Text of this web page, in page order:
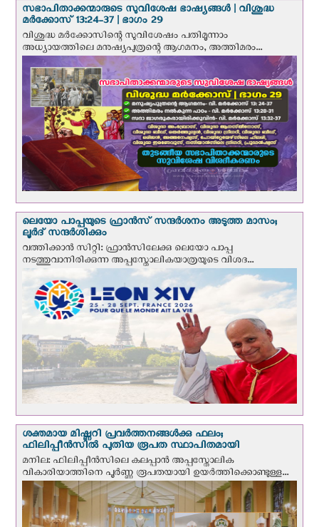
സഭാപിതാക്കന്മാരുടെ സുവിശേഷ ഭാഷ്യങ്ങള്‍ | വിശുദ്ധ
മര്‍ക്കോസ് 13:24-37 | ഭാഗം 29
വിശുദ്ധ മര്‍ക്കോസിന്റെ സുവിശേഷം പതിമൂന്നാം
അധ്യായത്തിലെ മനുഷ്യപുത്രന്റെ ആഗമനം, അത്തിമരം...
ലെയോ പാപ്പയുടെ ഫ്രാന്‍സ് സന്ദര്‍ശനം അടുത്ത മാസം;
ലൂര്‍ദ് സന്ദര്‍ശിക്കും
വത്തിക്കാന്‍ സിറ്റി: ഫ്രാൻസിലേക്കു ലെയോ പാപ്പ
നടത്തുവാനിരിക്കുന്ന അപ്പസ്തോലികയാത്രയുടെ വിശദ...
ശക്തമായ മിഷ്ണറി പ്രവർത്തനങ്ങൾക്കു ഫലം;
ഫിലിപ്പീൻസിൽ പുതിയ രൂപത സ്ഥാപിതമായി
മനില: ഫിലിപ്പീൻസിലെ കലപ്പാൻ അപ്പസ്തോലിക
വികാരിയാത്തിനെ പൂർണ്ണ രൂപതയായി ഉയർത്തിക്കൊണ്ടുള്ള...